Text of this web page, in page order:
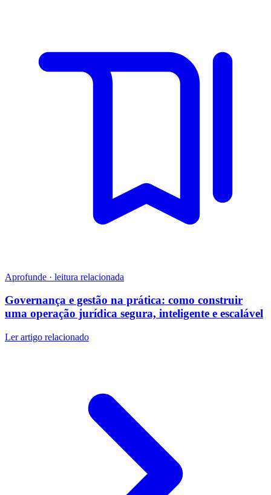
Aprofunde · leitura relacionada
Governança e gestão na prática: como construir
uma operação jurídica segura, inteligente e escalável
Ler artigo relacionado